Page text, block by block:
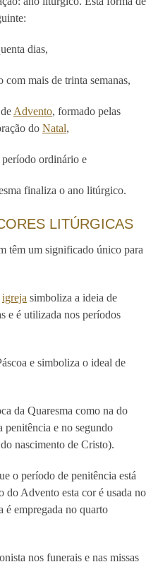
dias,
mais de trinta semanas,
Advento, formado pelas
do Natal,
ordinário e
finaliza o ano litúrgico.
LITÚRGICAS
têm um significado único para
igreja simboliza a ideia de
e é utilizada nos períodos
e simboliza o ideal de
da Quaresma como na do
e no segundo
nascimento de Cristo).
o período de penitência está
Advento esta cor é usada no
é empregada no quarto
nos funerais e nas missas